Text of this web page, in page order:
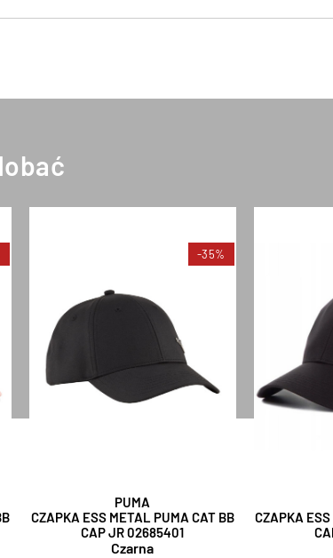
-35%
PUMA
CZAPKA ESS METAL PUMA CAT BB
CAP JR 02685401
Czarna
CZAPKA